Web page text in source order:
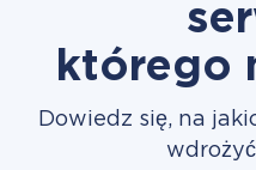
którego
Dowiedz się, na